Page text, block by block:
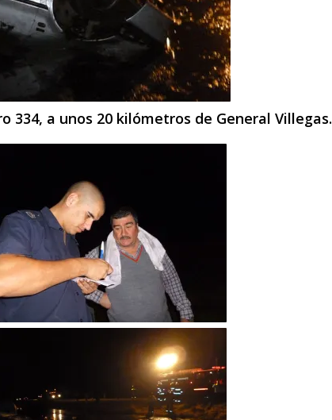
334, a unos 20 kilómetros de General Villegas.